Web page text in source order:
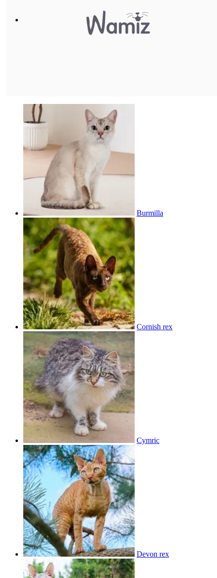
Burmilla
Cornish rex
Cymric
Devon rex